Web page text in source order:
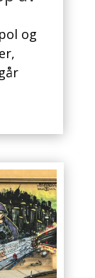
og